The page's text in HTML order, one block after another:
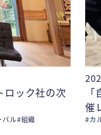
ロック社の次
バル#組織
催
#カ